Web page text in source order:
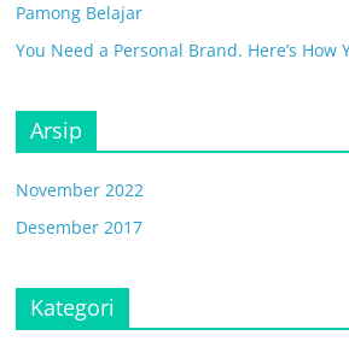
Pamong Belajar
You Need a Personal Brand. Here’s How
Arsip
November 2022
Desember 2017
Kategori